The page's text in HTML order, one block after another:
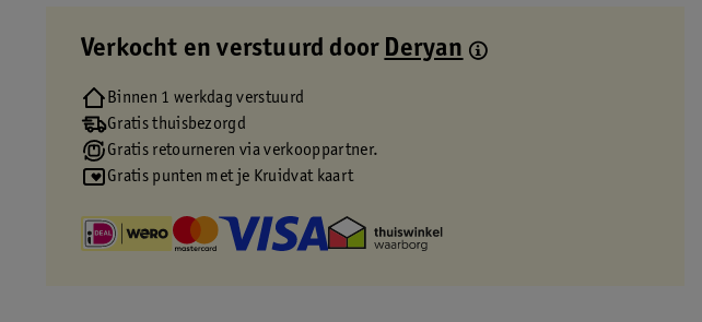
Verkocht en verstuurd door Deryan
Binnen 1 werkdag verstuurd
Gratis thuisbezorgd
Gratis retourneren via verkooppartner.
Gratis punten met je Kruidvat kaart